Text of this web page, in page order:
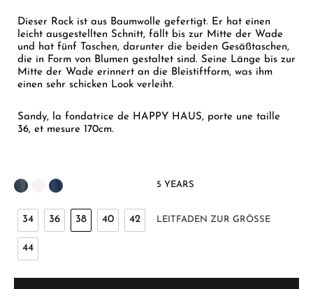
Dieser Rock ist aus Baumwolle gefertigt. Er hat einen
leicht ausgestellten Schnitt, fällt bis zur Mitte der Wade
und hat fünf Taschen, darunter die beiden Gesäßtaschen,
die in Form von Blumen gestaltet sind. Seine Länge bis zur
Mitte der Wade erinnert an die Bleistiftform, was ihm
einen sehr schicken Look verleiht.
Sandy, la fondatrice de HAPPY HAUS, porte une taille
36, et mesure 170cm.
5 YEARS
34 36 38 40 42
44
LEITFADEN ZUR GRÖSSE